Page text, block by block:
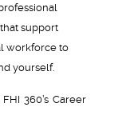
professional
support
workforce to
yourself.
360’s Career